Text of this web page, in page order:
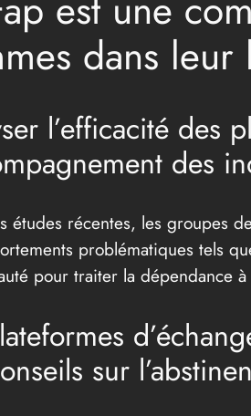
dans
l’efficacité des
des
études récentes, les groupes
problématiques tels
pour traiter la dépendance
sur